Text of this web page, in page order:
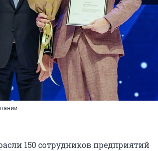
150 сотрудников предприятий